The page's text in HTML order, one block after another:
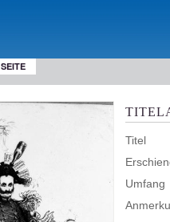
SEITE
Titel
Umfang